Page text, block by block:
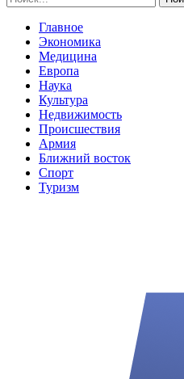
Главное
Экономика
Медицина
Европа
Наука
Культура
Недвижимость
Происшествия
Армия
Ближний восток
Спорт
Туризм